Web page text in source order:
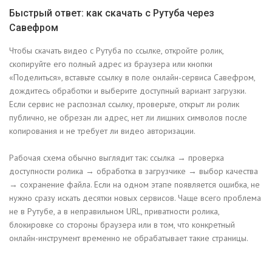
Быстрый ответ: как скачать с Рутуба через
Савефром
Чтобы скачать видео с Рутуба по ссылке, откройте ролик,
скопируйте его полный адрес из браузера или кнопки
«Поделиться», вставьте ссылку в поле онлайн-сервиса Савефром,
дождитесь обработки и выберите доступный вариант загрузки.
Если сервис не распознал ссылку, проверьте, открыт ли ролик
публично, не обрезан ли адрес, нет ли лишних символов после
копирования и не требует ли видео авторизации.
Рабочая схема обычно выглядит так: ссылка → проверка
доступности ролика → обработка в загрузчике → выбор качества
→ сохранение файла. Если на одном этапе появляется ошибка, не
нужно сразу искать десятки новых сервисов. Чаще всего проблема
не в Рутубе, а в неправильном URL, приватности ролика,
блокировке со стороны браузера или в том, что конкретный
онлайн-инструмент временно не обрабатывает такие страницы.